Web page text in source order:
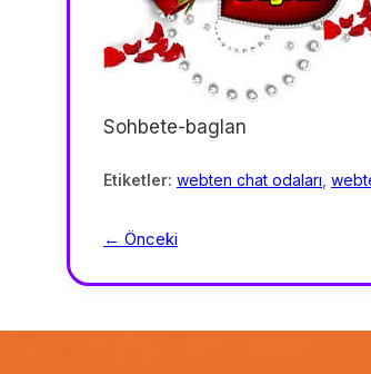
Sohbete-baglan
Etiketler: webten chat odaları
← Önceki